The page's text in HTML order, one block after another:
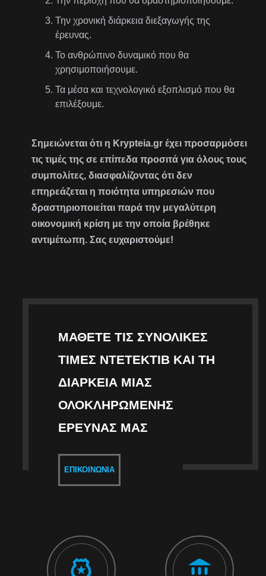
Την χρονική διάρκεια διεξαγωγής της
έρευνας.
Το ανθρώπινο δυναμικό που θα
χρησιμοποιήσουμε.
Τα μέσα και τεχνολογικό εξοπλισμό που θα
επιλέξουμε.
Σημειώνεται ότι η Krypteia.gr έχει προσαρμόσει
τις τιμές της σε επίπεδα προσιτά για όλους τους
συμπολίτες, διασφαλίζοντας ότι δεν
επηρεάζεται η ποιότητα υπηρεσιών που
δραστηριοποιείται παρά την μεγαλύτερη
οικονομική κρίση με την οποία βρέθηκε
αντιμέτωπη. Σας ευχαριστούμε!
ΜΆΘΕΤΕ ΤΙΣ ΣΥΝΟΛΙΚΈΣ
ΤΙΜΈΣ ΝΤΕΤΈΚΤΙΒ ΚΑΙ ΤΗ
ΔΙΆΡΚΕΙΑ ΜΙΑΣ
ΟΛΟΚΛΗΡΩΜΈΝΗΣ
ΈΡΕΥΝΑΣ ΜΑΣ
ΕΠΙΚΟΙΝΩΝΊΑ